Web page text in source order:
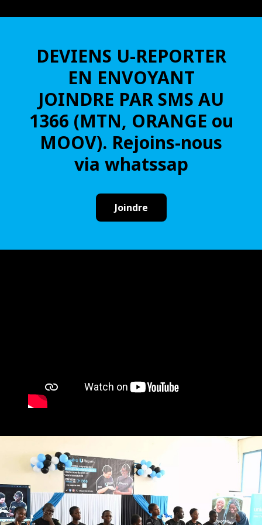
DEVIENS U-REPORTER
EN ENVOYANT
JOINDRE PAR SMS AU
1366 (MTN, ORANGE ou
MOOV). Rejoins-nous
via whatssap
Joindre